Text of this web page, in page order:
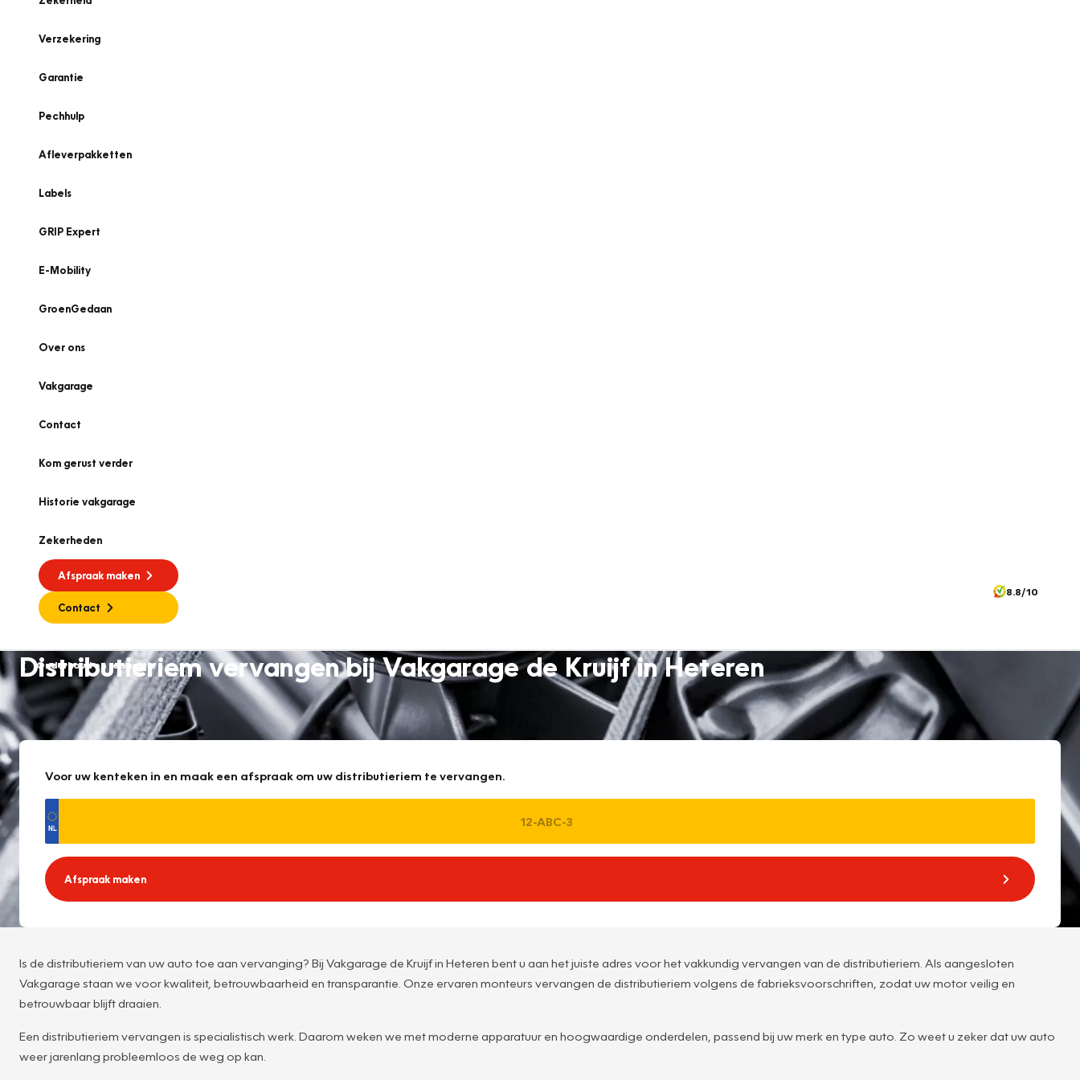
Verzekering
Garantie
Pechhulp
Afleverpakketten
Labels
GRIP Expert
E-Mobility
GroenGedaan
Over ons
Vakgarage
Contact
Kom gerust verder
Historie vakgarage
Zekerheden
Afspraak maken
Contact
8.8/10
Onderhoud en reparatie
Distributieriem vervangen bij Vakgarage de Kruijf in Heteren
Voor uw kenteken in en maak een afspraak om uw distributieriem te vervangen.
Afspraak maken
Is de distributieriem van uw auto toe aan vervanging? Bij Vakgarage de Kruijf in Heteren bent u aan het juiste adres voor het vakkundig vervangen van de distributieriem. Als aangesloten
Vakgarage staan we voor kwaliteit, betrouwbaarheid en transparantie. Onze ervaren monteurs vervangen de distributieriem volgens de fabrieksvoorschriften, zodat uw motor veilig en
betrouwbaar blijft draaien.
Een distributieriem vervangen is specialistisch werk. Daarom weken we met moderne apparatuur en hoogwaardige onderdelen, passend bij uw merk en type auto. Zo weet u zeker dat uw auto
weer jarenlang probleemloos de weg op kan.